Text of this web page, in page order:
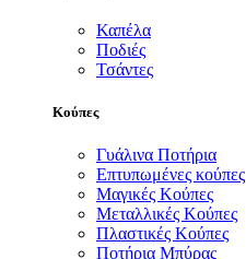
Καπέλα
Ποδιές
Τσάντες
Κούπες
Γυάλινα Ποτήρια
Επτυπωμένες κούπες
Μαγικές Κούπες
Μεταλλικές Κούπες
Πλαστικές Κούπες
Ποτήρια Μπύρας